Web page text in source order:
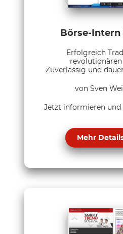
Börse-
Erfolgreich
Zuverlässig und
von Sven
Jetzt informieren und
Mehr